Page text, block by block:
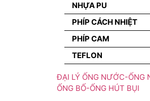
NHỰA PU
PHÍP CÁCH NHIỆT
PHÍP CAM
TEFLON
ĐẠI LÝ ỐNG NƯỚC-ỐNG
ỐNG BỐ-ỐNG HÚT BỤI